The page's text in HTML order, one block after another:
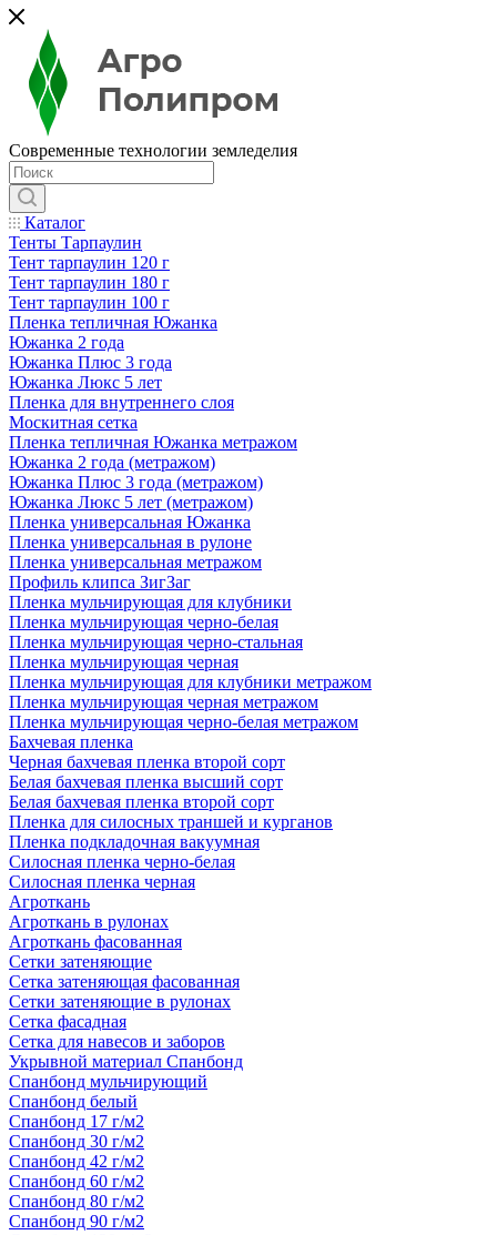
Современные технологии земледелия
Каталог
Тенты Тарпаулин
Тент тарпаулин 120 г
Тент тарпаулин 180 г
Тент тарпаулин 100 г
Пленка тепличная Южанка
Южанка 2 года
Южанка Плюс 3 года
Южанка Люкс 5 лет
Пленка для внутреннего слоя
Москитная сетка
Пленка тепличная Южанка метражом
Южанка 2 года (метражом)
Южанка Плюс 3 года (метражом)
Южанка Люкс 5 лет (метражом)
Пленка универсальная Южанка
Пленка универсальная в рулоне
Пленка универсальная метражом
Профиль клипса ЗигЗаг
Пленка мульчирующая для клубники
Пленка мульчирующая черно-белая
Пленка мульчирующая черно-стальная
Пленка мульчирующая черная
Пленка мульчирующая для клубники метражом
Пленка мульчирующая черная метражом
Пленка мульчирующая черно-белая метражом
Бахчевая пленка
Черная бахчевая пленка второй сорт
Белая бахчевая пленка высший сорт
Белая бахчевая пленка второй сорт
Пленка для силосных траншей и курганов
Пленка подкладочная вакуумная
Силосная пленка черно-белая
Силосная пленка черная
Агроткань
Агроткань в рулонах
Агроткань фасованная
Сетки затеняющие
Сетка затеняющая фасованная
Сетки затеняющие в рулонах
Сетка фасадная
Сетка для навесов и заборов
Укрывной материал Спанбонд
Спанбонд мульчирующий
Спанбонд белый
Спанбонд 17 г/м2
Спанбонд 30 г/м2
Спанбонд 42 г/м2
Спанбонд 60 г/м2
Спанбонд 80 г/м2
Спанбонд 90 г/м2